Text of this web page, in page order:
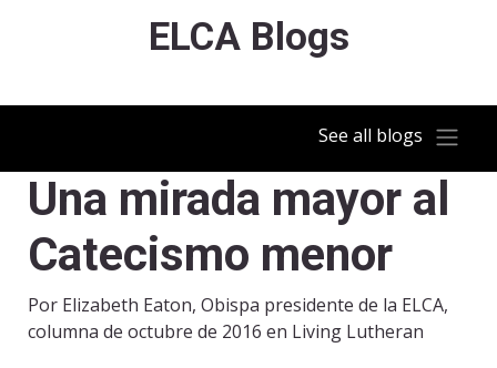
ELCA Blogs
See all blogs
Una mirada mayor al
Catecismo menor
Por Elizabeth Eaton, Obispa presidente de la ELCA,
columna de octubre de 2016 en Living Lutheran